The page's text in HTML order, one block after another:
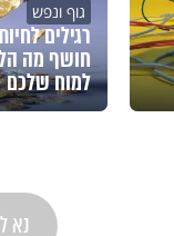
גוף ונפש
רגילים
חושף מה
למוח שלכם